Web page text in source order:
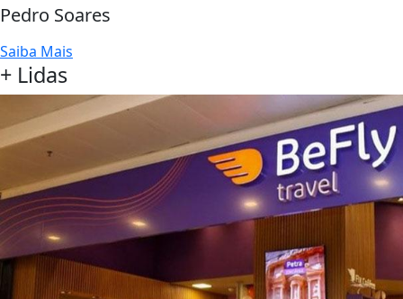
Pedro Soares
Saiba Mais
+ Lidas